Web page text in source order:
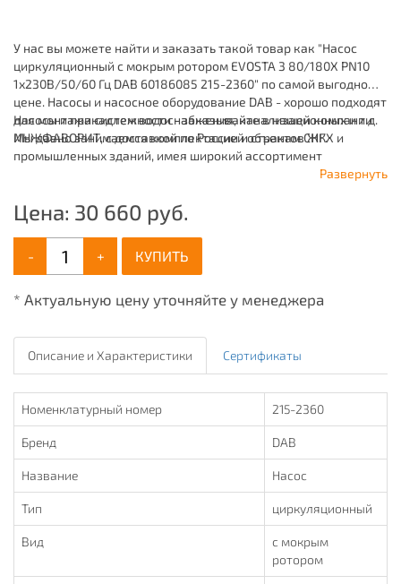
У нас вы можете найти и заказать такой товар как "Насос
циркуляционный с мокрым ротором EVOSTA 3 80/180X PN10
1х230В/50/60 Гц DAB 60186085 215-2360" по самой выгодной
цене. Насосы и насосное оборудование DAB - хорошо подходят
для монтажа систем водоснабжения, канализационных и т.д.
Мы давно занимаемся комплектацией объектов ЖКХ и
промышленных зданий, имея широкий ассортимент
Насосы и принадлежности - заказывайте в нашей компании
ИНЖФАВОРИТ, с доставкой по России и странам СНГ.
Развернуть
Цена: 30 660 руб.
- + КУПИТЬ
* Актуальную цену уточняйте у менеджера
Описание и Характеристики Сертификаты
Номенклатурный номер 215-2360
Бренд DAB
Название Насос
Тип циркуляционный
Вид
с мокрым
ротором